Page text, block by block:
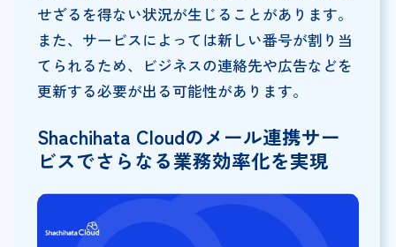
せざるを得ない状況が生じることがあります。
また、サービスによっては新しい番号が割り当
てられるため、ビジネスの連絡先や広告などを
更新する必要が出る可能性があります。
Shachihata Cloudのメール連携サー
ビスでさらなる業務効率化を実現